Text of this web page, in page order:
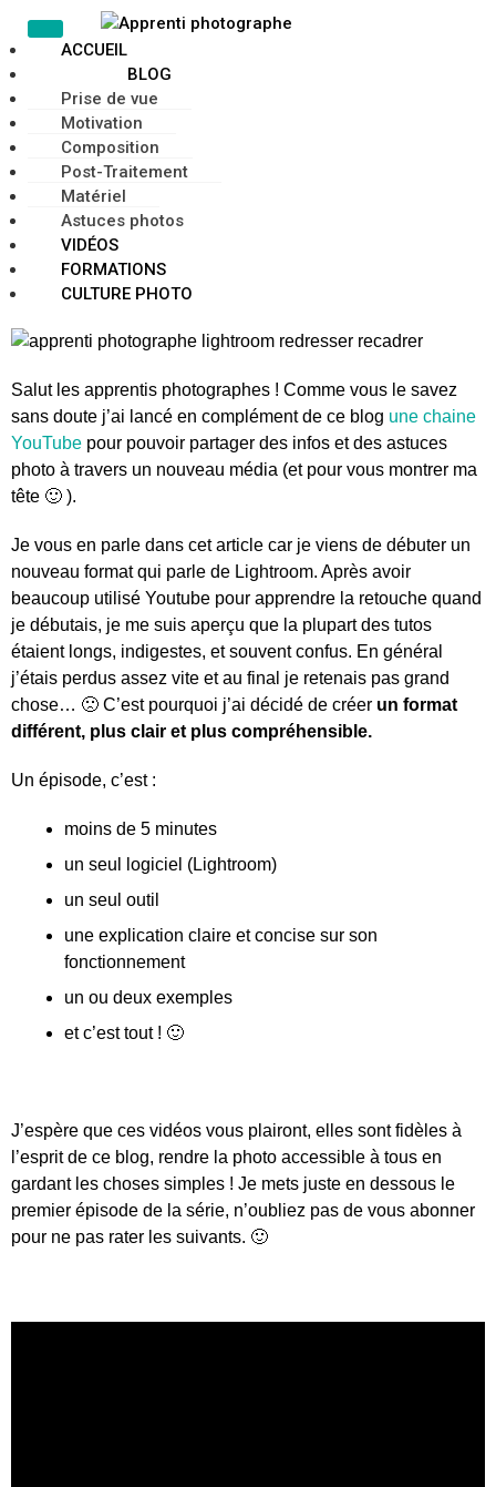
ACCUEIL
BLOG
Prise de vue
Motivation
Composition
Post-Traitement
Matériel
Astuces photos
VIDÉOS
FORMATIONS
CULTURE PHOTO
Salut les apprentis photographes ! Comme vous le savez
sans doute j’ai lancé en complément de ce blog une chaine
YouTube pour pouvoir partager des infos et des astuces
photo à travers un nouveau média (et pour vous montrer ma
tête 🙂 ).
Je vous en parle dans cet article car je viens de débuter un
nouveau format qui parle de Lightroom. Après avoir
beaucoup utilisé Youtube pour apprendre la retouche quand
je débutais, je me suis aperçu que la plupart des tutos
étaient longs, indigestes, et souvent confus. En général
j’étais perdus assez vite et au final je retenais pas grand
chose… 🙁 C’est pourquoi j’ai décidé de créer un format
différent, plus clair et plus compréhensible.
Un épisode, c’est :
moins de 5 minutes
un seul logiciel (Lightroom)
un seul outil
une explication claire et concise sur son
fonctionnement
un ou deux exemples
et c’est tout ! 🙂
J’espère que ces vidéos vous plairont, elles sont fidèles à
l’esprit de ce blog, rendre la photo accessible à tous en
gardant les choses simples ! Je mets juste en dessous le
premier épisode de la série, n’oubliez pas de vous abonner
pour ne pas rater les suivants. 🙂